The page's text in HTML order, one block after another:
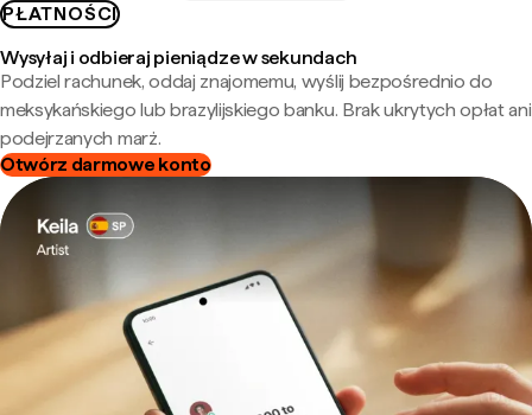
PŁATNOŚCI
Wysyłaj i odbieraj pieniądze w sekundach
Podziel rachunek, oddaj znajomemu, wyślij bezpośrednio do
meksykańskiego lub brazylijskiego banku. Brak ukrytych opłat ani
podejrzanych marż.
Otwórz darmowe konto